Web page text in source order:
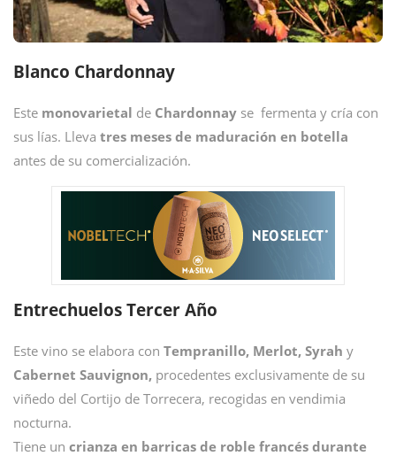
Blanco Chardonnay
Este monovarietal de Chardonnay se fermenta y cría con
sus lías. Lleva tres meses de maduración en botella
antes de su comercialización.
Entrechuelos Tercer Año
Este vino se elabora con Tempranillo, Merlot, Syrah y
Cabernet Sauvignon, procedentes exclusivamente de su
viñedo del Cortijo de Torrecera, recogidas en vendimia
nocturna.
Tiene un crianza en barricas de roble francés durante